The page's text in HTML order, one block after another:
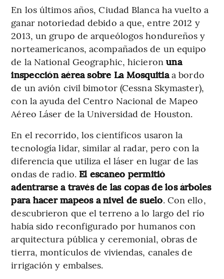
En los últimos años, Ciudad Blanca ha vuelto a
ganar notoriedad debido a que, entre 2012 y
2013, un grupo de arqueólogos hondureños y
norteamericanos, acompañados de un equipo
de la National Geographic, hicieronuna
inspección aérea sobre La Mosquitiaa bordo
de un avión civil bimotor (Cessna Skymaster),
con la ayuda del Centro Nacional de Mapeo
Aéreo Láser de la Universidad de Houston.
En el recorrido, los científicos usaron la
tecnología lidar, similar al radar, pero con la
diferencia que utiliza el láser en lugar de las
ondas de radio. El escaneo permitió
adentrarse a través de las copas de los árboles
para hacer mapeos a nivel de suelo. Con ello,
descubrieron que el terreno a lo largo del río
había sido reconfigurado por humanos con
arquitectura pública y ceremonial, obras de
tierra, montículos de viviendas, canales de
irrigación y embalses.